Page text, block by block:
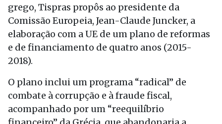
grego, Tispras propôs ao presidente da
Comissão Europeia, Jean-Claude Juncker, a
elaboração com a UE de um plano de reformas
e de financiamento de quatro anos (2015-
2018).
O plano inclui um programa “radical” de
combate à corrupção e à fraude fiscal,
acompanhado por um “reequilíbrio